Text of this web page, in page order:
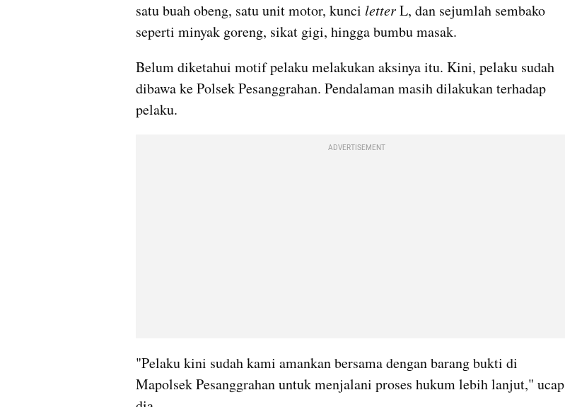
satu buah obeng, satu unit motor, kunci letter L, dan sejumlah sembako
seperti minyak goreng, sikat gigi, hingga bumbu masak.
Belum diketahui motif pelaku melakukan aksinya itu. Kini, pelaku sudah
dibawa ke Polsek Pesanggrahan. Pendalaman masih dilakukan terhadap
pelaku.
ADVERTISEMENT
"Pelaku kini sudah kami amankan bersama dengan barang bukti di
Mapolsek Pesanggrahan untuk menjalani proses hukum lebih lanjut," ucap